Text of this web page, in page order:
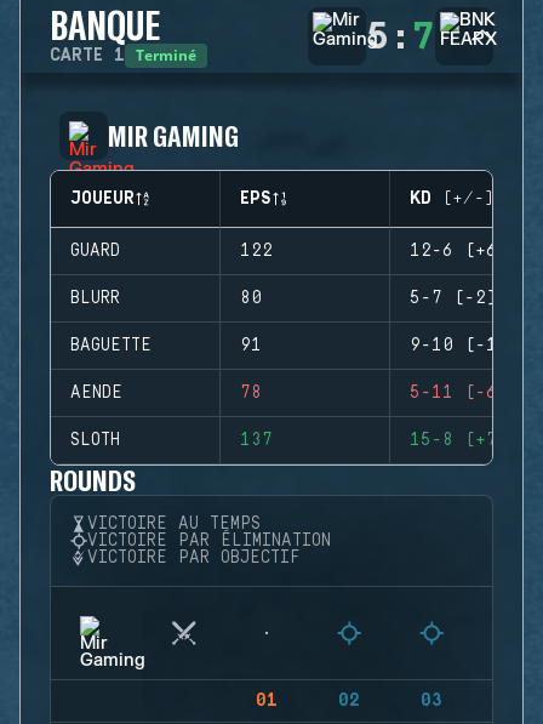
BANQUE
CARTE 1 Terminé 5 : 7
MIR GAMING
JOUEUR EPS KD (+/-)
GUARD 122 12-6 (+6)
BLURR 80 5-7 (-2)
BAGUETTE 91 9-10 (-1)
AENDE 78 5-11 (-6)
SLOTH 137 15-8 (+7)
ROUNDS
VICTOIRE AU TEMPS
VICTOIRE PAR ÉLIMINATION
VICTOIRE PAR OBJECTIF
01 02 03